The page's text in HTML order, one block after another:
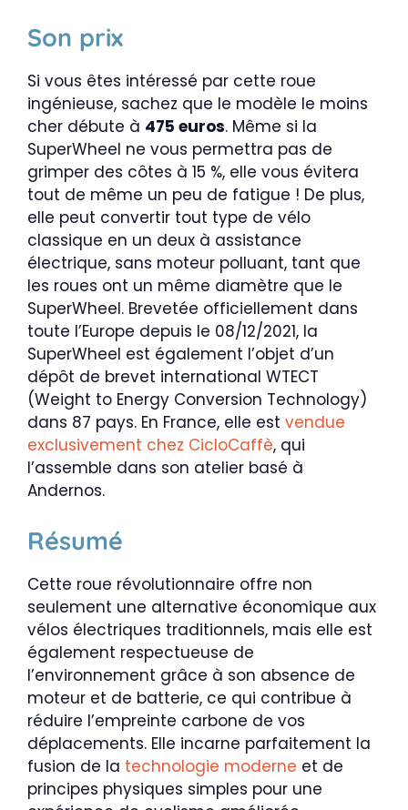
Son prix
Si vous êtes intéressé par cette roue
ingénieuse, sachez que le modèle le moins
cher débute à 475 euros. Même si la
SuperWheel ne vous permettra pas de
grimper des côtes à 15 %, elle vous évitera
tout de même un peu de fatigue ! De plus,
elle peut convertir tout type de vélo
classique en un deux à assistance
électrique, sans moteur polluant, tant que
les roues ont un même diamètre que le
SuperWheel. Brevetée officiellement dans
toute l’Europe depuis le 08/12/2021, la
SuperWheel est également l’objet d’un
dépôt de brevet international WTECT
(Weight to Energy Conversion Technology)
dans 87 pays. En France, elle est vendue
exclusivement chez CicloCaffè, qui
l’assemble dans son atelier basé à
Andernos.
Résumé
Cette roue révolutionnaire offre non
seulement une alternative économique aux
vélos électriques traditionnels, mais elle est
également respectueuse de
l’environnement grâce à son absence de
moteur et de batterie, ce qui contribue à
réduire l’empreinte carbone de vos
déplacements. Elle incarne parfaitement la
fusion de la technologie moderne et de
principes physiques simples pour une